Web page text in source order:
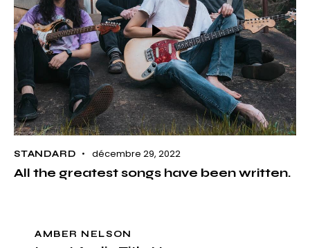
STANDARD décembre 29, 2022
All the greatest songs have been written.
AMBER NELSON